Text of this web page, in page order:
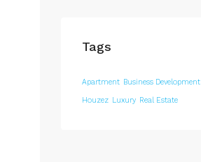
Tags
Apartment Business Development
Houzez Luxury Real Estate